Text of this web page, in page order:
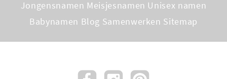
Jongensnamen Meisjesnamen Unisex namen
Babynamen Blog Samenwerken Sitemap